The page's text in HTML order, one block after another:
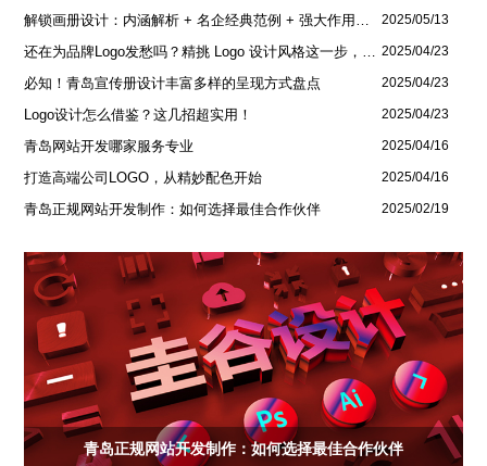
解锁画册设计：内涵解析 + 名企经典范例 + 强大作用全揭秘 2025/05/13
还在为品牌Logo发愁吗？精挑 Logo 设计风格这一步，轻松铸就独属于你的品牌魅力 2025/04/23
必知！青岛宣传册设计丰富多样的呈现方式盘点 2025/04/23
Logo设计怎么借鉴？这几招超实用！ 2025/04/23
青岛网站开发哪家服务专业 2025/04/16
打造高端公司LOGO，从精妙配色开始 2025/04/16
青岛正规网站开发制作：如何选择最佳合作伙伴 2025/02/19
青岛正规网站开发制作：如何选择最佳合作伙伴